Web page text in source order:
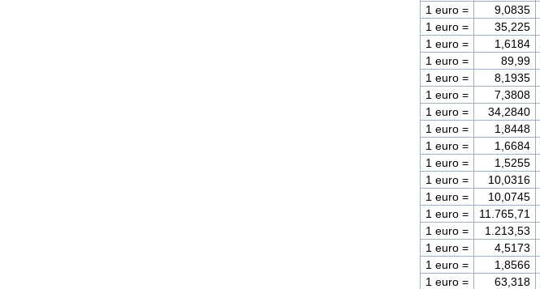
1 euro =
9,0835
1 euro =
35,225
1 euro =
1,6184
1 euro =
89,99
1 euro =
8,1935
1 euro =
7,3808
1 euro =
34,2840
1 euro =
1,8448
1 euro =
1,6684
1 euro =
1,5255
1 euro =
10,0316
1 euro =
10,0745
1 euro =
11.765,71
1 euro =
1.213,53
1 euro =
4,5173
1 euro =
1,8566
1 euro =
63,318